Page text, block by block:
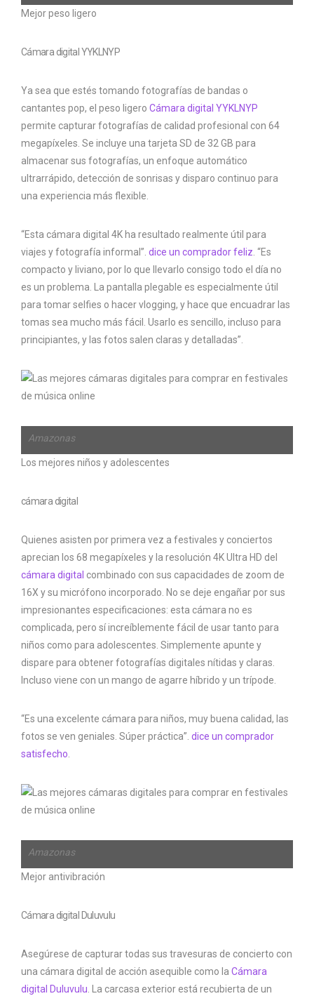
Mejor peso ligero
Cámara digital YYKLNYP
Ya sea que estés tomando fotografías de bandas o
cantantes pop, el peso ligero Cámara digital YYKLNYP
permite capturar fotografías de calidad profesional con 64
megapíxeles. Se incluye una tarjeta SD de 32 GB para
almacenar sus fotografías, un enfoque automático
ultrarrápido, detección de sonrisas y disparo continuo para
una experiencia más flexible.
“Esta cámara digital 4K ha resultado realmente útil para
viajes y fotografía informal”. dice un comprador feliz . “Es
compacto y liviano, por lo que llevarlo consigo todo el día no
es un problema. La pantalla plegable es especialmente útil
para tomar selfies o hacer vlogging, y hace que encuadrar las
tomas sea mucho más fácil. Usarlo es sencillo, incluso para
principiantes, y las fotos salen claras y detalladas”.
Amazonas
Los mejores niños y adolescentes
cámara digital
Quienes asisten por primera vez a festivales y conciertos
aprecian los 68 megapíxeles y la resolución 4K Ultra HD del
cámara digital combinado con sus capacidades de zoom de
16X y su micrófono incorporado. No se deje engañar por sus
impresionantes especificaciones: esta cámara no es
complicada, pero sí increíblemente fácil de usar tanto para
niños como para adolescentes. Simplemente apunte y
dispare para obtener fotografías digitales nítidas y claras.
Incluso viene con un mango de agarre híbrido y un trípode.
“Es una excelente cámara para niños, muy buena calidad, las
fotos se ven geniales. Súper práctica”. dice un comprador
satisfecho
Amazonas
Mejor antivibración
Cámara digital Duluvulu
Asegúrese de capturar todas sus travesuras de concierto con
una cámara digital de acción asequible como la Cámara
digital Duluvulu . La carcasa exterior está recubierta de un